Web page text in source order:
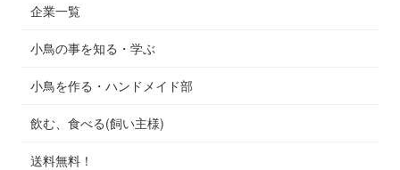
企業一覧
小鳥の事を知る・学ぶ
小鳥を作る・ハンドメイド部
飲む、食べる(飼い主様)
送料無料！